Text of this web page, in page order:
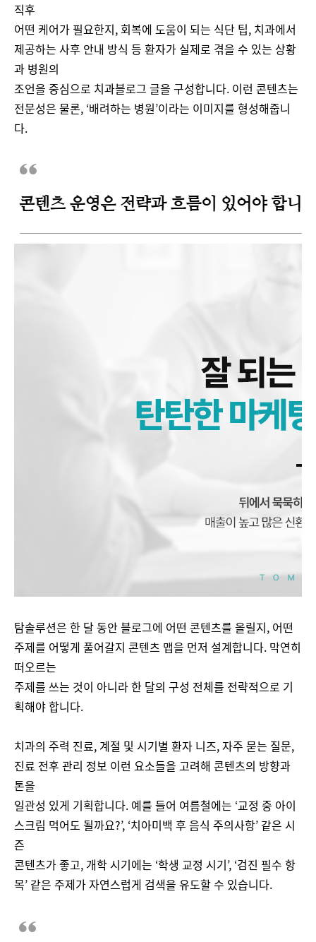
직후
어떤 케어가 필요한지, 회복에 도움이 되는 식단 팁, 치과에서
제공하는 사후 안내 방식 등 환자가 실제로 겪을 수 있는 상황
과 병원의
조언을 중심으로 치과블로그 글을 구성합니다. 이런 콘텐츠는
전문성은 물론, ‘배려하는 병원’이라는 이미지를 형성해줍니
다.
탐솔루션은 한 달 동안 블로그에 어떤 콘텐츠를 올릴지, 어떤
주제를 어떻게 풀어갈지 콘텐츠 맵을 먼저 설계합니다. 막연히
떠오르는
주제를 쓰는 것이 아니라 한 달의 구성 전체를 전략적으로 기
획해야 합니다.
치과의 주력 진료, 계절 및 시기별 환자 니즈, 자주 묻는 질문,
진료 전후 관리 정보 이런 요소들을 고려해 콘텐츠의 방향과
톤을
일관성 있게 기획합니다. 예를 들어 여름철에는 ‘교정 중 아이
스크림 먹어도 될까요?’, ‘치아미백 후 음식 주의사항’ 같은 시
즌
콘텐츠가 좋고, 개학 시기에는 ‘학생 교정 시기’, ‘검진 필수 항
목’ 같은 주제가 자연스럽게 검색을 유도할 수 있습니다.